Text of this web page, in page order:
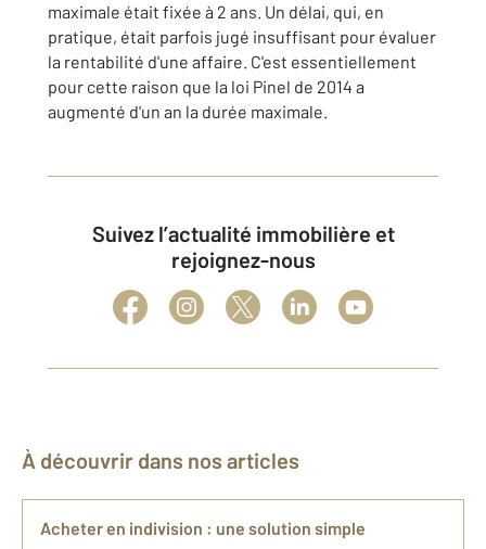
maximale était fixée à 2 ans. Un délai, qui, en
pratique, était parfois jugé insuffisant pour évaluer
la rentabilité d'une affaire. C'est essentiellement
pour cette raison que la loi Pinel de 2014 a
augmenté d'un an la durée maximale.
Suivez l’actualité immobilière et
rejoignez-nous
À découvrir dans nos articles
Acheter en indivision : une solution simple